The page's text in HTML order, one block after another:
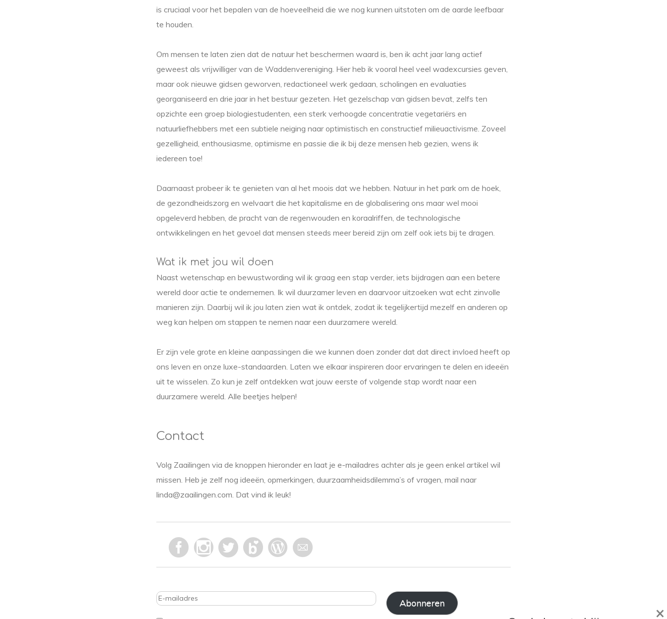
is cruciaal voor het bepalen van de hoeveelheid die we nog kunnen uitstoten om de aarde leefbaar
te houden.
Om mensen te laten zien dat de natuur het beschermen waard is, ben ik acht jaar lang actief
geweest als vrijwilliger van de Waddenvereniging. Hier heb ik vooral heel veel wadexcursies geven,
maar ook nieuwe gidsen geworven, redactioneel werk gedaan, scholingen en evaluaties
georganiseerd en drie jaar in het bestuur gezeten. Het gezelschap van gidsen bevat, zelfs ten
opzichte een groep biologiestudenten, een sterk verhoogde concentratie vegetariërs en
natuurliefhebbers met een subtiele neiging naar optimistisch en constructief milieuactivisme. Zoveel
gezelligheid, enthousiasme, optimisme en passie die ik bij deze mensen heb gezien, wens ik
iedereen toe!
Daarnaast probeer ik te genieten van al het moois dat we hebben. Natuur in het park om de hoek,
de gezondheidszorg en welvaart die het kapitalisme en de globalisering ons maar wel mooi
opgeleverd hebben, de pracht van de regenwouden en koraalriffen, de technologische
ontwikkelingen en het gevoel dat mensen steeds meer bereid zijn om zelf ook iets bij te dragen.
Wat ik met jou wil doen
Naast wetenschap en bewustwording wil ik graag een stap verder, iets bijdragen aan een betere
wereld door actie te ondernemen. Ik wil duurzamer leven en daarvoor uitzoeken wat echt zinvolle
manieren zijn. Daarbij wil ik jou laten zien wat ik ontdek, zodat ik tegelijkertijd mezelf en anderen op
weg kan helpen om stappen te nemen naar een duurzamere wereld.
Er zijn vele grote en kleine aanpassingen die we kunnen doen zonder dat dat direct invloed heeft op
ons leven en onze luxe-standaarden. Laten we elkaar inspireren door ervaringen te delen en ideeën
uit te wisselen. Zo kun je zelf ontdekken wat jouw eerste of volgende stap wordt naar een
duurzamere wereld. Alle beetjes helpen!
Contact
Volg Zaailingen via de knoppen hieronder en laat je e-mailadres achter als je geen enkel artikel wil
missen. Heb je zelf nog ideeën, opmerkingen, duurzaamheidsdilemma’s of vragen, mail naar
linda@zaailingen.com. Dat vind ik leuk!
E-
Abonneren
×